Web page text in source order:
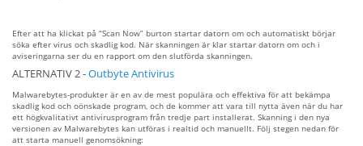
Efter att ha klickat på “Scan Now” burton startar datorn om och automatiskt börjar
söka efter virus och skadlig kod. När skanningen är klar startar datorn om och i
aviseringarna ser du en rapport om den slutförda skanningen.
ALTERNATIV 2 -Outbyte Antivirus
Malwarebytes-produkter är en av de mest populära och effektiva för att bekämpa
skadlig kod och oönskade program, och de kommer att vara till nytta även när du har
ett högkvalitativt antivirusprogram från tredje part installerat. Skanning i den nya
versionen av Malwarebytes kan utföras i realtid och manuellt. Följ stegen nedan för
att starta manuell genomsökning: